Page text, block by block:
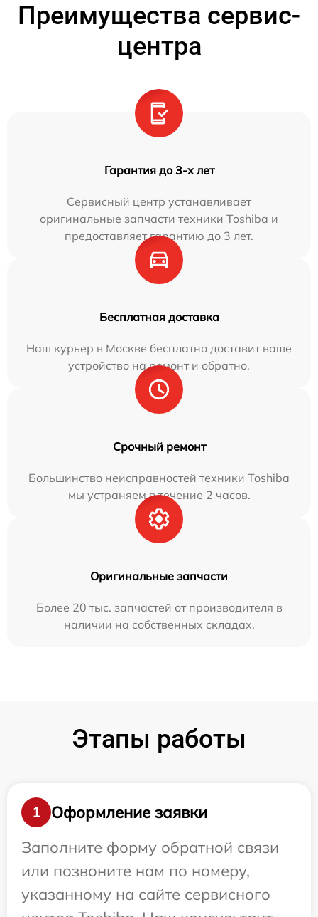
Преимущества сервис-
центра
Гарантия до 3-х лет
Сервисный центр устанавливает
оригинальные запчасти техники Toshiba и
предоставляет гарантию до 3 лет.
Бесплатная доставка
Наш курьер в Москве бесплатно доставит ваше
устройство на ремонт и обратно.
Срочный ремонт
Большинство неисправностей техники Toshiba
мы устраняем в течение 2 часов.
Оригинальные запчасти
Более 20 тыс. запчастей от производителя в
наличии на собственных складах.
Этапы работы
1
Оформление заявки
Заполните форму обратной связи
или позвоните нам по номеру,
указанному на сайте сервисного